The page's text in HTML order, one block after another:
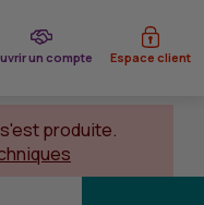
le site
un compte
du CIC Espace client
produite.